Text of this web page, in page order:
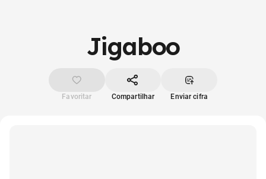
Jigaboo
Favoritar Compartilhar Enviar cifra